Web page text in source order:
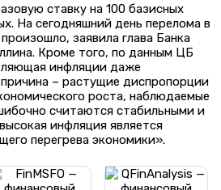
ставку на 100 базисных
На сегодняшний день перелома в
заявила глава Банка
Кроме того, по данным ЦБ
инфляции даже
причина – растущие диспропорции
роста, наблюдаемые
считаются стабильными и
инфляция является
перегрева экономики».